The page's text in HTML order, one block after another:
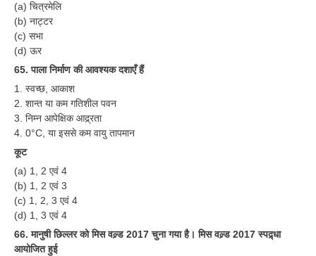
(a) चित्रमेलि
(b) नाट्टर
(c) सभा
(d) ऊर
65. पाला निर्माण की आवश्यक दशाएँ हैं
1. स्वच्छ, आकाश
2. शान्त या कम गतिशील पवन
3. निम्न आपेक्षिक आद्र्रता
4. 0°C, या इससे कम वायु तापमान
कूट
(a) 1, 2 एवं 4
(b) 1, 2 एवं 3
(c) 1, 2, 3 एवं 4
(d) 1, 3 एवं 4
66. मानुषी छिल्लर को मिस वल्र्ड 2017 चुना गया है। मिस वल्र्ड 2017 स्पद्र्धा
आयोजित हुई